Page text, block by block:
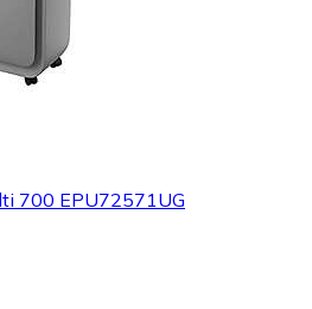
700 EPU72571UG